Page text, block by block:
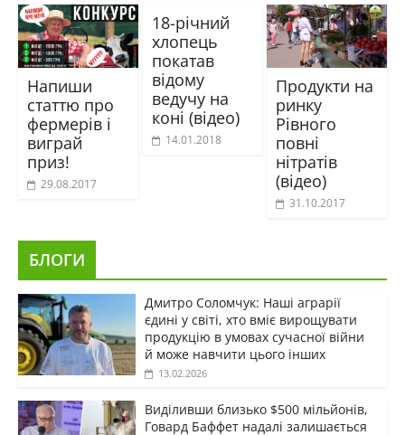
Напиши
статтю про
фермерів і
виграй
приз!
29.08.2017
18-річний
хлопець
покатав
відому
ведучу на
коні (відео)
14.01.2018
Продукти на
ринку
Рівного
повні
нітратів
(відео)
31.10.2017
БЛОГИ
Дмитро Соломчук: Наші аграрії
єдині у світі, хто вміє вирощувати
продукцію в умовах сучасної війни
й може навчити цього інших
13.02.2026
Виділивши близько $500 мільйонів,
Говард Баффет надалі залишається